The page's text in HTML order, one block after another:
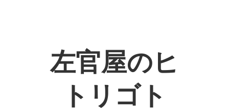
左官屋のヒ
トリゴト